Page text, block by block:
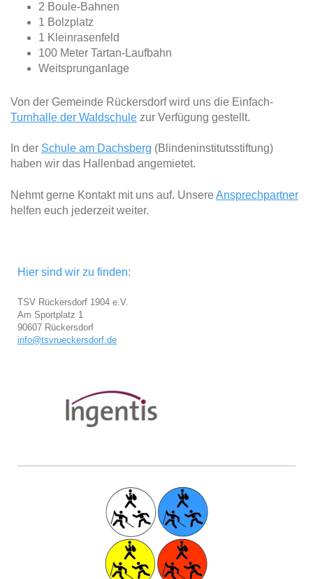
2 Boule-Bahnen
1 Bolzplatz
1 Kleinrasenfeld
100 Meter Tartan-Laufbahn
Weitsprunganlage
Von der Gemeinde Rückersdorf wird uns die Einfach-
Turnhalle der Waldschule zur Verfügung gestellt.
In der Schule am Dachsberg (Blindeninstitutsstiftung)
haben wir das Hallenbad angemietet.
Nehmt gerne Kontakt mit uns auf. Unsere Ansprechpartner
helfen euch jederzeit weiter.
Hier sind wir zu finden:
TSV Rückersdorf 1904 e.V.
Am Sportplatz 1
90607 Rückersdorf
info@tsvrueckersdorf.de